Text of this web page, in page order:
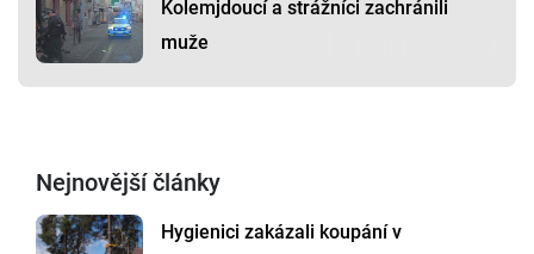
Kolemjdoucí a strážníci zachránili
muže
Nejnovější články
Hygienici zakázali koupání v